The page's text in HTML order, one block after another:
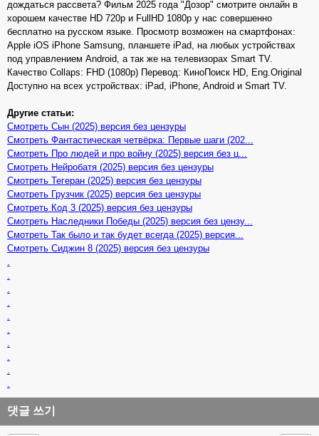
дождаться рассвета? Фильм 2025 года "Дозор" смотрите онлайн в
хорошем качестве HD 720p и FullHD 1080p у нас совершенно
бесплатно на русском языке. Просмотр возможен на смартфонах:
Apple iOS iPhone Samsung, планшете iPad, на любых устройствах
под управлением Android, а так же на телевизорах Smart TV.
Качество Collaps: FHD (1080p) Перевод: КиноПоиск HD, Eng.Original
Доступно на всех устройствах: iPad, iPhone, Android и Smart TV.
Другие статьи:
Смотреть Сын (2025) версия без цензуры
Смотреть Фантастическая четвёрка: Первые шаги (202...
Смотреть Про людей и про войну (2025) версия без ц...
Смотреть Нейробатя (2025) версия без цензуры
Смотреть Тегеран (2025) версия без цензуры
Смотреть Грузчик (2025) версия без цензуры
Смотреть Код 3 (2025) версия без цензуры
Смотреть Наследники Победы (2025) версия без цензу...
Смотреть Так было и так будет всегда (2025) версия...
Смотреть Сиджин 8 (2025) версия без цензуры
.
.
.
.
.
.
.
.
.
.
댓글 쓰기